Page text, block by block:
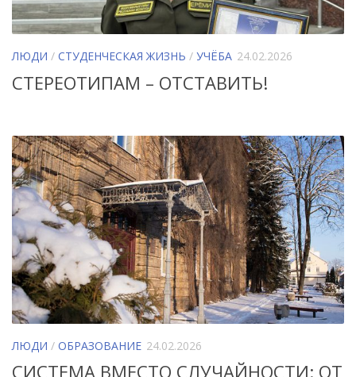
ЛЮДИ / СТУДЕНЧЕСКАЯ ЖИЗНЬ / УЧЁБА 24.02.2026
СТЕРЕОТИПАМ – ОТСТАВИТЬ!
ЛЮДИ / ОБРАЗОВАНИЕ 24.02.2026
СИСТЕМА ВМЕСТО СЛУЧАЙНОСТИ: ОТ